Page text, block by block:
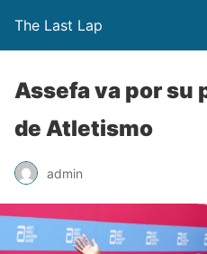
The Last Lap
Assefa va por su
de Atletismo
admin